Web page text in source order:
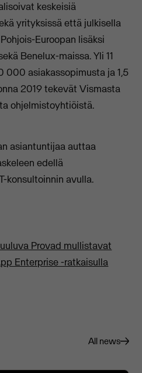
keskeisiä
yrityksissä että julkisella
Euroopan lisäksi
Benelux-maissa. Yli 11
asiakassopimusta ja 1,5
2019 tekevät Vismasta
ohjelmistoyhtiöistä.
asiantuntijaa auttaa
edellä
konsultoinnin avulla.
Provad mullistavat
Enterprise -ratkaisulla
All news